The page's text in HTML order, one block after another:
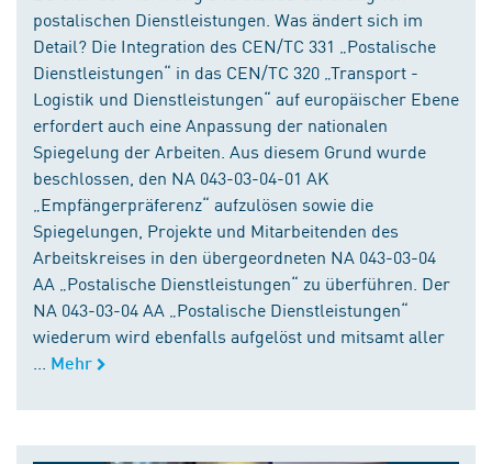
postalischen Dienstleistungen. Was ändert sich im
Detail? Die Integration des CEN/TC 331 „Postalische
Dienstleistungen“ in das CEN/TC 320 „Transport -
Logistik und Dienstleistungen“ auf europäischer Ebene
erfordert auch eine Anpassung der nationalen
Spiegelung der Arbeiten. Aus diesem Grund wurde
beschlossen, den NA 043-03-04-01 AK
„Empfängerpräferenz“ aufzulösen sowie die
Spiegelungen, Projekte und Mitarbeitenden des
Arbeitskreises in den übergeordneten NA 043-03-04
AA „Postalische Dienstleistungen“ zu überführen. Der
NA 043-03-04 AA „Postalische Dienstleistungen“
wiederum wird ebenfalls aufgelöst und mitsamt aller
Mehr